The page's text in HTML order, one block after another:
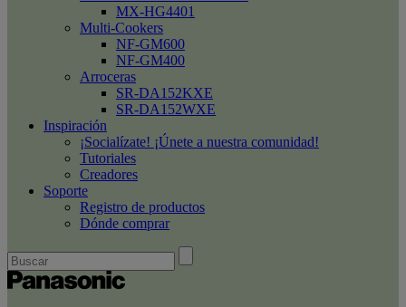
MX-HG4401
Multi-Cookers
NF-GM600
NF-GM400
Arroceras
SR-DA152KXE
SR-DA152WXE
Inspiración
¡Socialízate! ¡Únete a nuestra comunidad!
Tutoriales
Creadores
Soporte
Registro de productos
Dónde comprar